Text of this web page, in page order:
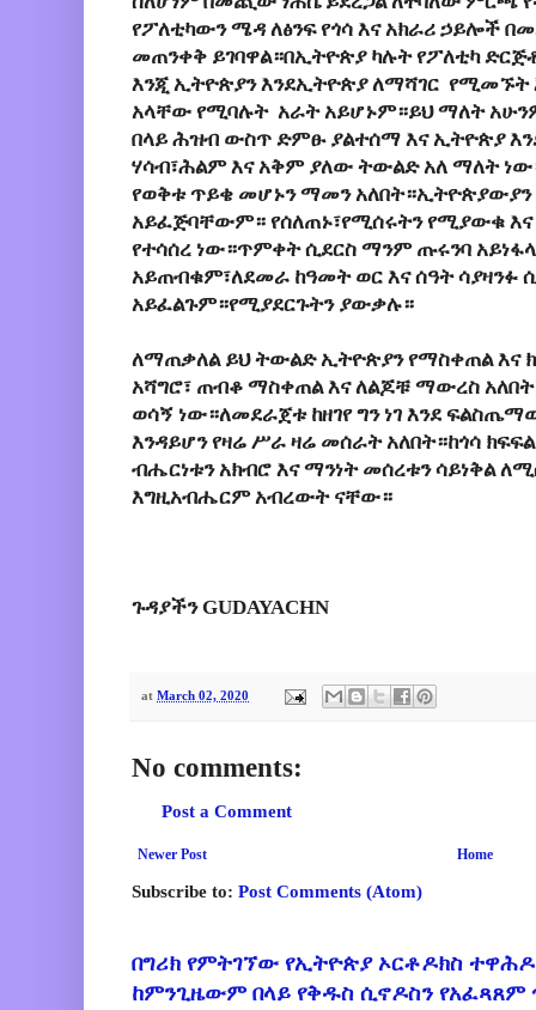
የፖለቲካውን ሜዳ ለፅንፍ የጎሳ እና አክራሪ ኃይሎች
መጠንቀቅ ይገባዋል።በኢትዮጵያ ካሉት የፖለቲካ
እንጂ ኢትዮጵያን እንደኢትዮጵያ ለማሻገር የሚመኙት
አላቸው የሚባሉት አራት አይሆኑም።ይህ ማለት
በላይ ሕዝብ ውስጥ ድምፁ ያልተሰማ እና ኢትዮጵያ
ሃሳብ፣ሕልም እና አቅም ያለው ትውልድ አለ ማለት
የወቅቱ ጥይቄ መሆኑን ማመን
አይፈጅባቸውም። የሰለጠኑ፣የሚሰሩትን የሚያውቁ
የተሳሰረ ነው።ጥምቀት ሲደርስ ማንም ጡሩንባ
አይጠብቁም፣ለደመራ ከዓመት ወር እና ሰዓት ሳያዛንፉ
አይፈልጉም።የሚያደርጉትን ያውቃሉ።
ለማጠቃለል ይህ ትውልድ ኢትዮጵያን የማስቀጠል እና
አሻግሮ፣ ጠብቆ ማስቀጠል እና ለልጆቹ ማውረስ
ወሳኝ ነው።ለመደራጀቱ ከዘገየ ግን ነገ እንደ
እንዳይሆን የዛሬ ሥራ ዛሬ መሰራት አለበት።ከጎሳ
ብሔርነቱን አክብሮ እና ማንነት መሰረቱን ሳይነቅል
እግዚአብሔርም አብረውት ናቸው።
ጉዳያችን GUDAYACHN
at March 02, 2020
No comments:
Post a Comment
Newer Post Home
Subscribe to: Post Comments (Atom)
በግሪክ የምትገኘው የኢትዮጵያ ኦርቶዶክስ
ከምንጊዜውም በላይ የቅዱስ ሲኖዶስን የአፈጻጸም